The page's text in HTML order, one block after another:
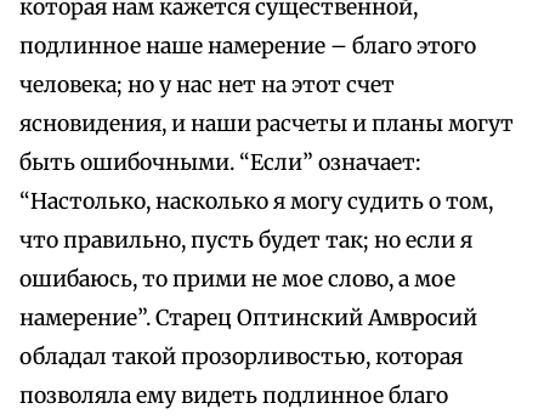
которая нам кажется существенной,
подлинное наше намерение – благо этого
человека; но у нас нет на этот счет
ясновидения, и наши расчеты и планы могут
быть ошибочными. “Если” означает:
“Настолько, насколько я могу судить о том,
что правильно, пусть будет так; но если я
ошибаюсь, то прими не мое слово, а мое
намерение”. Старец Оптинский Амвросий
обладал такой прозорливостью, которая
позволяла ему видеть подлинное благо